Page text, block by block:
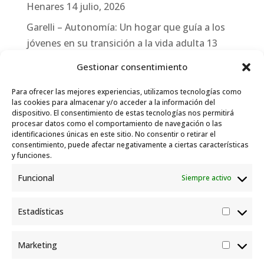
Gestionar consentimiento
Para ofrecer las mejores experiencias, utilizamos tecnologías como
las cookies para almacenar y/o acceder a la información del
dispositivo. El consentimiento de estas tecnologías nos permitirá
procesar datos como el comportamiento de navegación o las
identificaciones únicas en este sitio. No consentir o retirar el
consentimiento, puede afectar negativamente a ciertas características
y funciones.
Funcional Siempre activo
Estadísticas
Marketing
Henares 14 julio, 2026
Garelli – Autonomía: Un hogar que guía a los
jóvenes en su transición a la vida adulta 13
Garelli-Refugio: Acciones de empleo en el
marco del Sistema de Acogida de Protección
Internacional 10 julio, 2026